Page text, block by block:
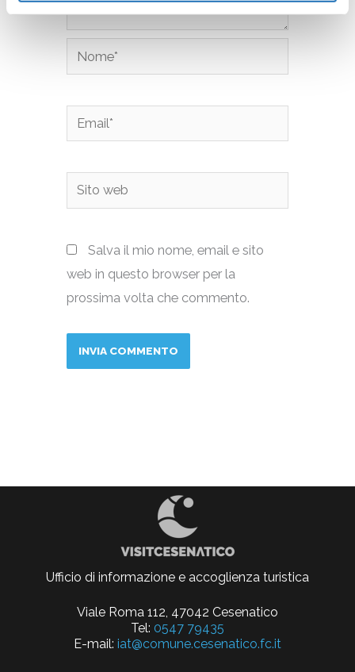
Nome*
Email*
Sito
web
Salva il mio nome, email e sito
web in questo browser per la
prossima volta che commento.
Ufficio di informazione e accoglienza turistica
Viale Roma 112, 47042 Cesenatico
Tel: 0547 79435
E-mail: iat@comune.cesenatico.fc.it